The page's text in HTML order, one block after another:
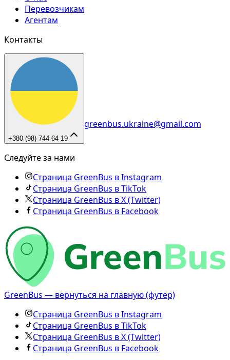
Перевозчикам
Агентам
Контакты
+380 (98) 744 64 19
greenbus.ukraine@gmail.com
Следуйте за нами
Страница GreenBus в Instagram
Страница GreenBus в TikTok
Страница GreenBus в X (Twitter)
Страница GreenBus в Facebook
GreenBus — вернуться на главную (футер)
Страница GreenBus в Instagram
Страница GreenBus в TikTok
Страница GreenBus в X (Twitter)
Страница GreenBus в Facebook